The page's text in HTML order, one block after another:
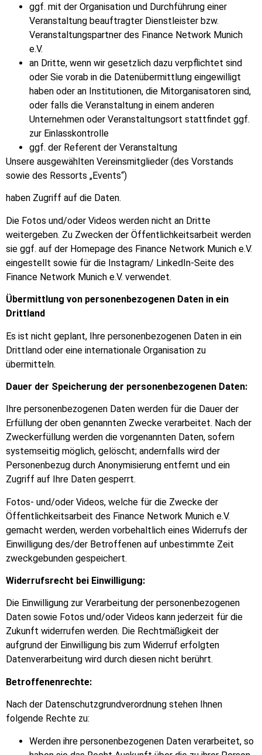
ggf. mit der Organisation und Durchführung einer
Veranstaltung beauftragter Dienstleister bzw.
Veranstaltungspartner des Finance Network Munich
e.V.
an Dritte, wenn wir gesetzlich dazu verpflichtet sind
oder Sie vorab in die Datenübermittlung eingewilligt
haben oder an Institutionen, die Mitorganisatoren sind,
oder falls die Veranstaltung in einem anderen
Unternehmen oder Veranstaltungsort stattfindet ggf.
zur Einlasskontrolle
ggf. der Referent der Veranstaltung
Unsere ausgewählten Vereinsmitglieder (des Vorstands
sowie des Ressorts „Events“)
haben Zugriff auf die Daten.
Die Fotos und/oder Videos werden nicht an Dritte
weitergeben. Zu Zwecken der Öffentlichkeitsarbeit werden
sie ggf. auf der Homepage des Finance Network Munich e.V.
eingestellt sowie für die Instagram/ LinkedIn-Seite des
Finance Network Munich e.V. verwendet.
Übermittlung von personenbezogenen Daten in ein
Drittland
Es ist nicht geplant, Ihre personenbezogenen Daten in ein
Drittland oder eine internationale Organisation zu
übermitteln.
Dauer der Speicherung der personenbezogenen Daten:
Ihre personenbezogenen Daten werden für die Dauer der
Erfüllung der oben genannten Zwecke verarbeitet. Nach der
Zweckerfüllung werden die vorgenannten Daten, sofern
systemseitig möglich, gelöscht; andernfalls wird der
Personenbezug durch Anonymisierung entfernt und ein
Zugriff auf Ihre Daten gesperrt.
Fotos- und/oder Videos, welche für die Zwecke der
Öffentlichkeitsarbeit des Finance Network Munich e.V.
gemacht werden, werden vorbehaltlich eines Widerrufs der
Einwilligung des/der Betroffenen auf unbestimmte Zeit
zweckgebunden gespeichert.
Widerrufsrecht bei Einwilligung:
Die Einwilligung zur Verarbeitung der personenbezogenen
Daten sowie Fotos und/oder Videos kann jederzeit für die
Zukunft widerrufen werden. Die Rechtmäßigkeit der
aufgrund der Einwilligung bis zum Widerruf erfolgten
Datenverarbeitung wird durch diesen nicht berührt.
Betroffenenrechte:
Nach der Datenschutzgrundverordnung stehen Ihnen
folgende Rechte zu:
Werden ihre personenbezogenen Daten verarbeitet, so